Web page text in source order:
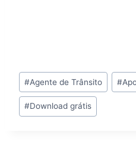
Tags
do
Post:
#Agente de Trânsito #
#Download grátis